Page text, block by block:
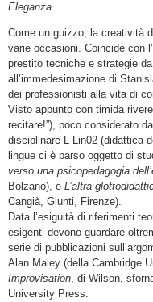
Eleganza.
Come un guizzo, la creatività
varie occasioni. Coincide con
prestito tecniche e strategie
all’immedesimazione di
dei professionisti alla vita di
Visto appunto con timida
recitare!”), poco considerato
disciplinare L-Lin02 (didattica
lingue ci è parso oggetto di
verso una psicopedagogia
Bolzano), e L’altra
Cangià, Giunti, Firenze).
Data l’esiguità di riferimenti
esigenti devono guardare
serie di pubblicazioni
Alan Maley (della Cambridge
Improvisation, di Wilson,
University Press.